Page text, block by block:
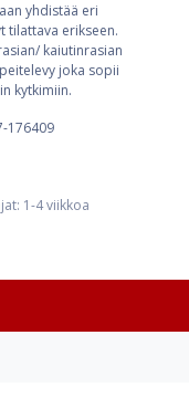
yhdistää eri
tilattava erikseen.
kaiutinrasian
joka sopii
kytkimiin.
176409
1-4 viikkoa